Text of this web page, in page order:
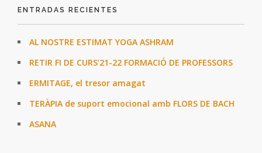
ENTRADAS RECIENTES
AL NOSTRE ESTIMAT YOGA ASHRAM
RETIR FI DE CURS’21-22 FORMACIÓ DE PROFESSORS
ERMITAGE, el tresor amagat
TERÀPIA de suport emocional amb FLORS DE BACH
ASANA